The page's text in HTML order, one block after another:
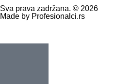
Sva prava zadržana. © 2026
Made by Profesionalci.rs